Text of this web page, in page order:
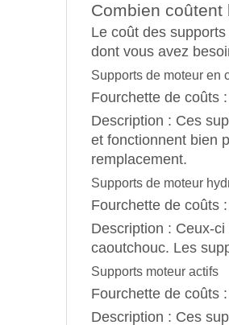
Combien
Le coût des
dont vous avez
Supports de moteur en
Fourchette de coûts
Description : Ces
et fonctionnent bien
remplacement.
Supports de moteur
Fourchette de coûts
Description : Ceux-
caoutchouc. Les
Supports moteur actifs
Fourchette de coûts
Description : Ces